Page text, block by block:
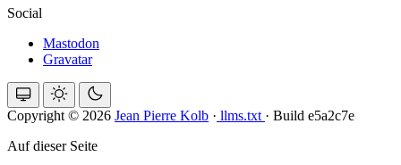
Social
Mastodon
Gravatar
Copyright © 2026 Jean Pierre Kolb · llms.txt · Build e5a2c7e
Auf dieser Seite